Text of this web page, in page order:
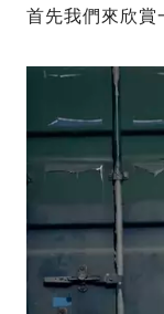
首先我們來欣賞